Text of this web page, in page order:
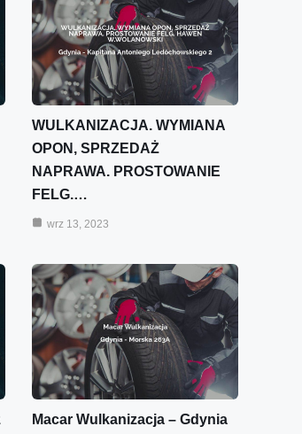
WULKANIZACJA. WYMIANA
OPON, SPRZEDAŻ
NAPRAWA. PROSTOWANIE
FELG.…
wrz 13, 2023
Macar Wulkanizacja – Gdynia